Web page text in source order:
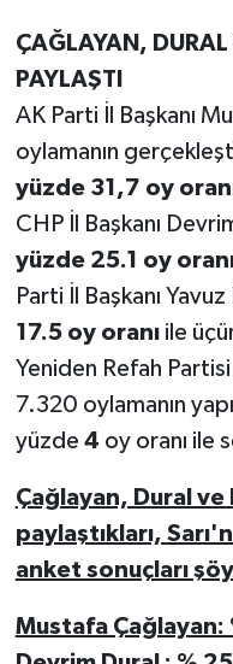
ÇAĞLAYAN, DURAL
PAYLAŞTI
AK Parti İl Başkanı
oylamanın
yüzde 31,7 oy
CHP İl Başkanı
yüzde 25.1 oy
Parti İl Başkanı
17.5 oy oranıile
Yeniden Refah Partisi
7.320 oylamanın
yüzde 4 oy oranı ile
Çağlayan, Dural
paylaştıkları,
anket sonuçları
Mustafa Çağlayan: